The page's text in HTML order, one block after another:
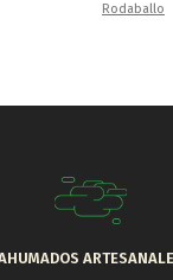
Rodaballo